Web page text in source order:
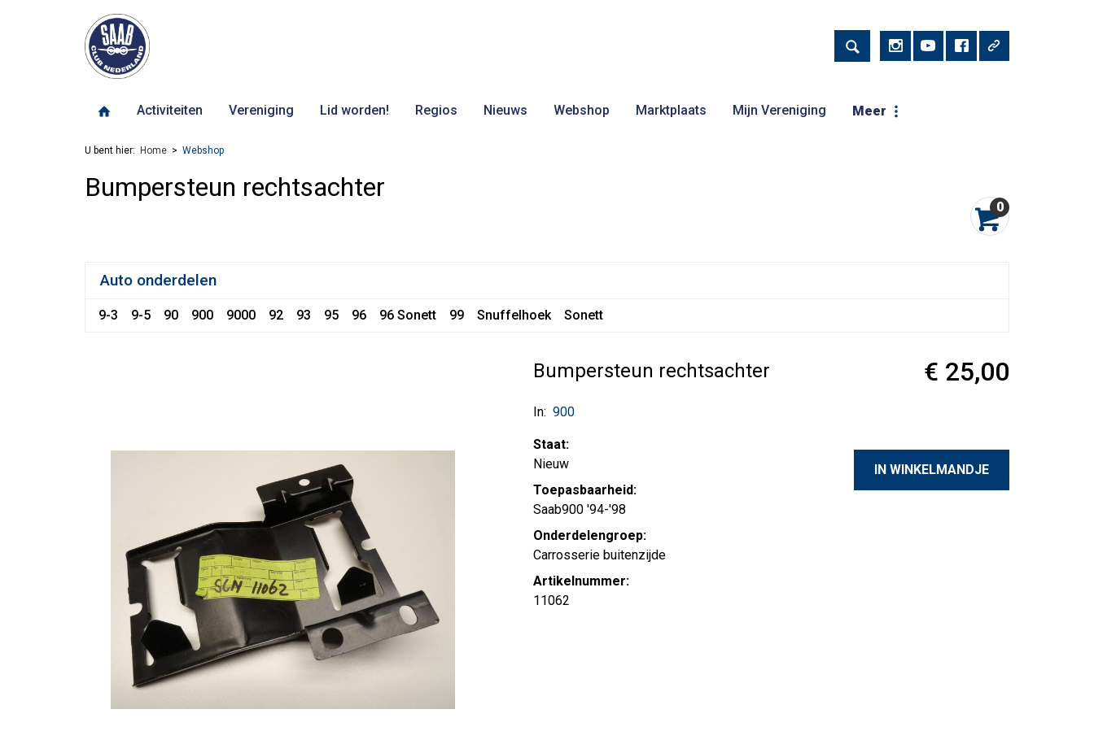
Activiteiten Vereniging Lid worden! Regios Nieuws Webshop Marktplaats Mijn Vereniging Meer
U bent hier: Home Webshop
Bumpersteun rechtsachter
0
Auto onderdelen
9-3 9-5 90 900 9000 92 93 95 96 96 Sonett 99 Snuffelhoek Sonett
Bumpersteun rechtsachter
In: 900
Staat:
Nieuw
Toepasbaarheid:
Saab900 '94-'98
Onderdelengroep:
Carrosserie buitenzijde
Artikelnummer:
11062
€ 25,00